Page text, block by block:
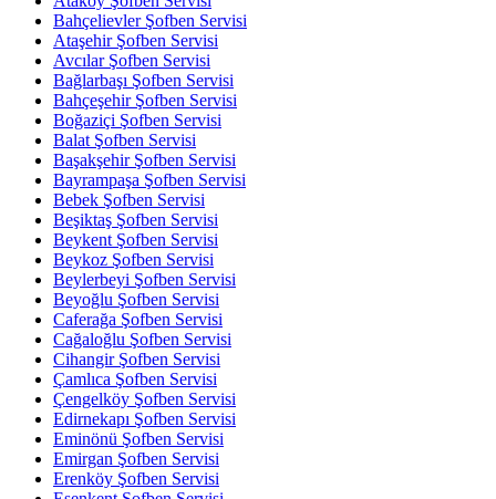
Bahçelievler Şofben Servisi
Ataşehir Şofben Servisi
Avcılar Şofben Servisi
Bağlarbaşı Şofben Servisi
Bahçeşehir Şofben Servisi
Boğaziçi Şofben Servisi
Balat Şofben Servisi
Başakşehir Şofben Servisi
Bayrampaşa Şofben Servisi
Bebek Şofben Servisi
Beşiktaş Şofben Servisi
Beykent Şofben Servisi
Beykoz Şofben Servisi
Beylerbeyi Şofben Servisi
Beyoğlu Şofben Servisi
Caferağa Şofben Servisi
Cağaloğlu Şofben Servisi
Cihangir Şofben Servisi
Çamlıca Şofben Servisi
Çengelköy Şofben Servisi
Edirnekapı Şofben Servisi
Eminönü Şofben Servisi
Emirgan Şofben Servisi
Erenköy Şofben Servisi